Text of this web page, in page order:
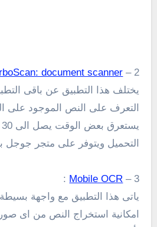
2 –
document scanner
يختلف هذا التطبيق عن باقى
التعرف على النص الموجود على
التحميل ويتوفر على متجر جوجل
3 –
Mobile OCR
:
ياتى هذا التطبيق مع واجهة
امكانية استخراج النص من اى